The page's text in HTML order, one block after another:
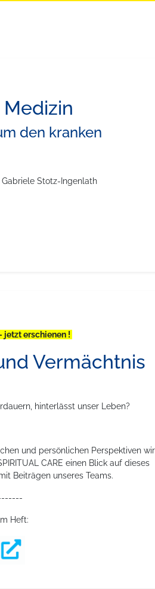
den kranken
Gabriele Stotz-Ingenlath
jetzt erschienen !
Vermächtnis
hinterlässt unser Leben?
und persönlichen Perspektiven
CARE einen Blick auf dieses
Beiträgen unseres Teams.
Heft: